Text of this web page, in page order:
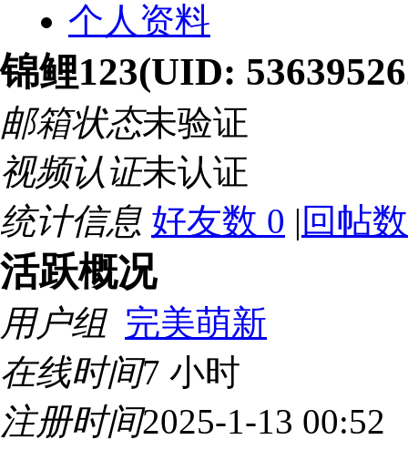
个人资料
锦鲤123(UID:
邮箱状态未验证
视频认证未认证
统计信息 好友数 0 | 回帖
活跃概况
用户组 完美萌新
在线时间7 小时
注册时间2025-1-13 00:52